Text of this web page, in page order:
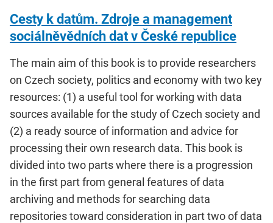
Cesty k datům. Zdroje a management
sociálněvědních dat v České republice
The main aim of this book is to provide researchers
on Czech society, politics and economy with two key
resources: (1) a useful tool for working with data
sources available for the study of Czech society and
(2) a ready source of information and advice for
processing their own research data. This book is
divided into two parts where there is a progression
in the first part from general features of data
archiving and methods for searching data
repositories toward consideration in part two of data